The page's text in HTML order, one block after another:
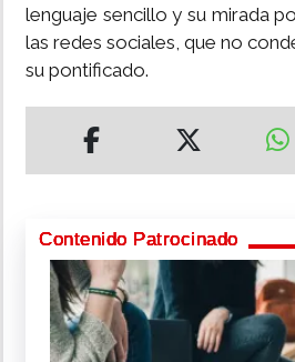
lenguaje sencillo y su mirada
las redes sociales, que no
su pontificado.
Contenido Patrocinado